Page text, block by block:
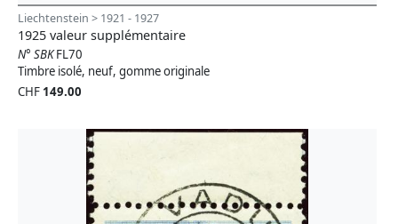
Liechtenstein > 1921 - 1927
1925 valeur supplémentaire
N° SBKFL70
Timbre isolé, neuf, gomme originale
CHF 149.00